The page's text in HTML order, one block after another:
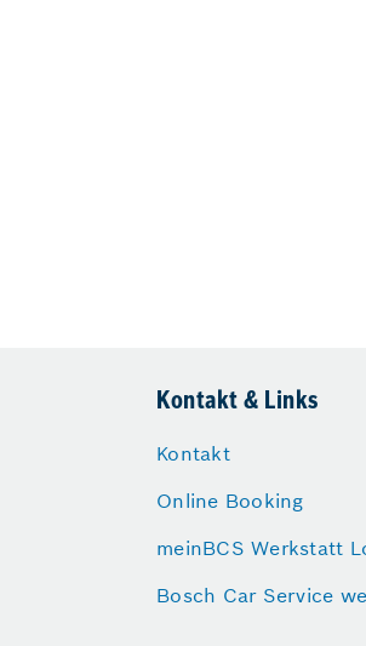
Kontakt & Links
Kontakt
Online Booking
meinBCS Werkstatt
Bosch Car Service